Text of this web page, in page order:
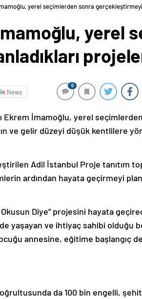
yerel seçimlerden sonra
yerel
News
0
Ekrem İmamoğlu, yerel
ve gelir düzeyi düşük kentlilere
Adil İstanbul Proje tanıtım
ardından hayata geçirmeyi
Okusun Diye” projesini hayata
yaşayan ve ihtiyaç sahibi olduğu
annesine, eğitime başlangıç
da 100 bin engelli,